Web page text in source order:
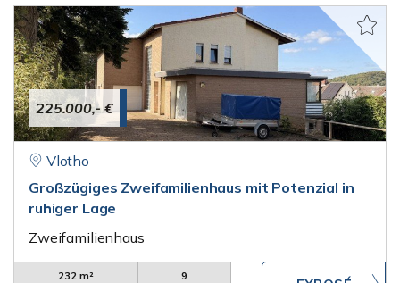
225.000,- €
Vlotho
Großzügiges Zweifamilienhaus mit Potenzial in
ruhiger Lage
Zweifamilienhaus
232 m²
9